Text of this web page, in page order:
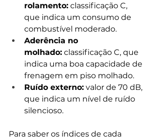
rolamento: classificação C,
que indica um consumo de
combustível moderado.
Aderência no
molhado: classificação C, que
indica uma boa capacidade de
frenagem em piso molhado.
Ruído externo: valor de 70 dB,
que indica um nível de ruído
silencioso.
Para saber os índices de cada